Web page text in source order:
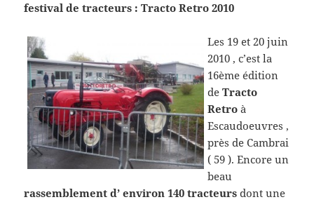
festival de tracteurs : Tracto Retro 2010
Les 19 et 20 juin
2010 , c’est la
16ème édition
deTracto
Retroà
Escaudoeuvres ,
près de Cambrai
( 59 ). Encore un
beau
rassemblement d’ environ 140 tracteurs dont une